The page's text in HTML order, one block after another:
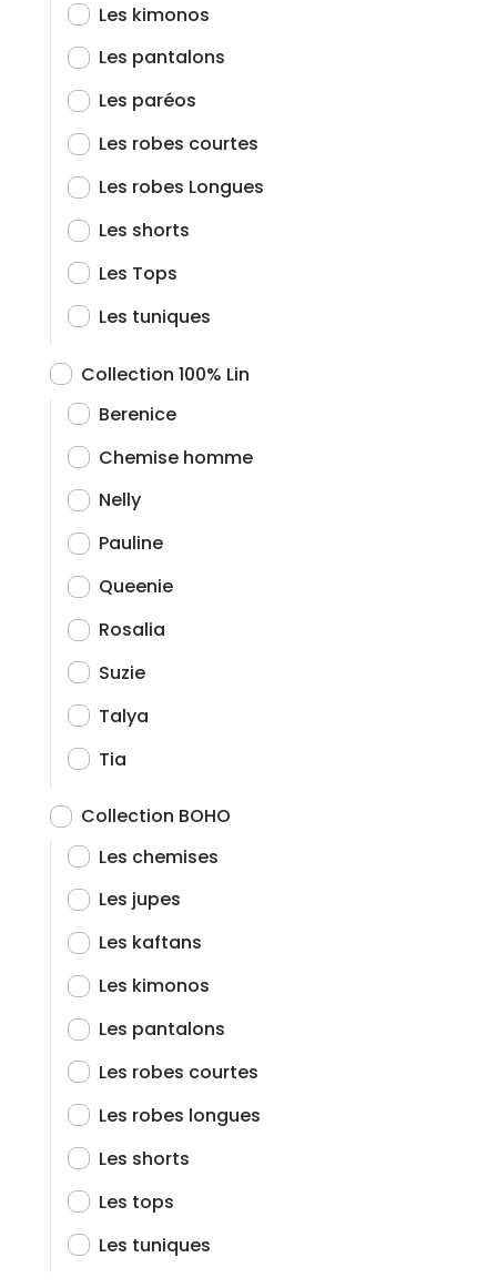
Les kimonos
Les pantalons
Les paréos
Les robes courtes
Les robes Longues
Les shorts
Les Tops
Les tuniques
Collection 100% Lin
Berenice
Chemise homme
Nelly
Pauline
Queenie
Rosalia
Suzie
Talya
Tia
Collection BOHO
Les chemises
Les jupes
Les kaftans
Les kimonos
Les pantalons
Les robes courtes
Les robes longues
Les shorts
Les tops
Les tuniques